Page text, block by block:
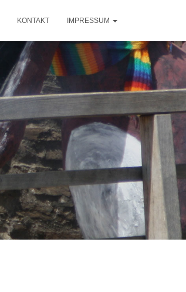
KONTAKT IMPRESSUM